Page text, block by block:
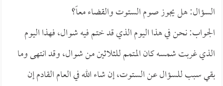
السؤال: هل يجوز صوم الستوت والقضاء معاً؟
الجواب: نحن في هذا اليوم الذي قد ختم فيه شوال، فهذا اليوم
الذي غربت شمسه كان المتمم للثلاثين من شوال، وقد انتهى وما
بقي سبب للسؤال عن الستوت، إن شاء الله في العام القادم إن